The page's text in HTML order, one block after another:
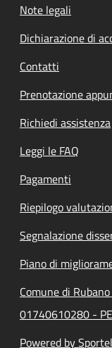
Note legali
Dichiarazione di
Contatti
Prenotazione
Richiedi assistenza
Leggi le FAQ
Pagamenti
Riepilogo
Segnalazione
Piano di
Comune di
01740610280 -
Powered by